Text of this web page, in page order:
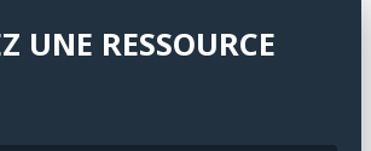
UNE RESSOURCE